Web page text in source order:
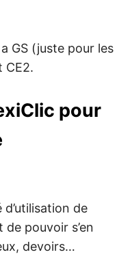
GS (juste pour les
CE2.
pour
de
pouvoir s’en
devoirs…